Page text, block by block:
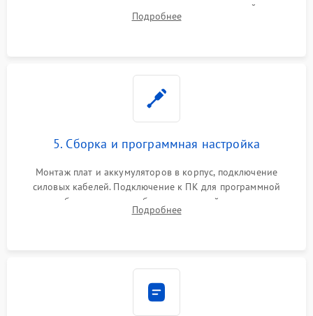
цепи зарядки и монтаж новых радиодеталей.
Восстановление поврежденных токоведущих дорожек и
Подробнее
5. Сборка и программная настройка
Монтаж плат и аккумуляторов в корпус, подключение
силовых кабелей. Подключение к ПК для программной
калибровки констант батареи, настройки порогов
срабатывания AVR и сброса счетчиков старения АКБ.
Подробнее